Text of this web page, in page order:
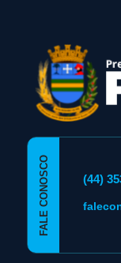
FALE CONOSCO (44)